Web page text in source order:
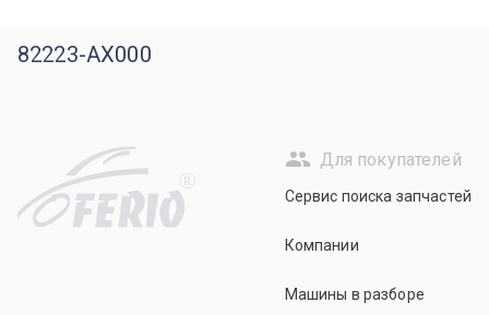
82223-AX000
R
Для покупателей
Сервис поиска запчастей
Компании
Машины в разборе